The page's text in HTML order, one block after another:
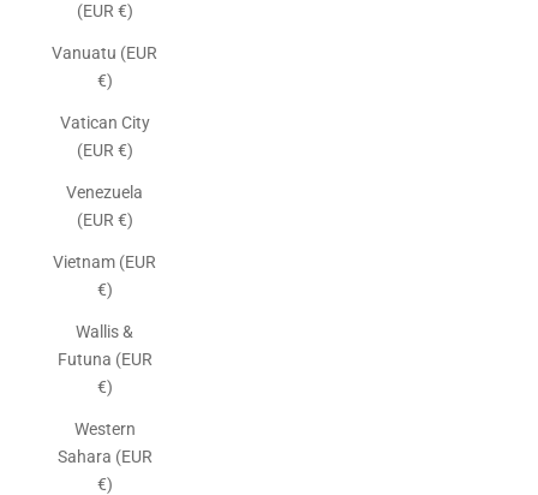
(EUR €)
Vanuatu (EUR
€)
Vatican City
(EUR €)
Venezuela
(EUR €)
Vietnam (EUR
€)
Wallis &
Futuna (EUR
€)
Western
Sahara (EUR
€)